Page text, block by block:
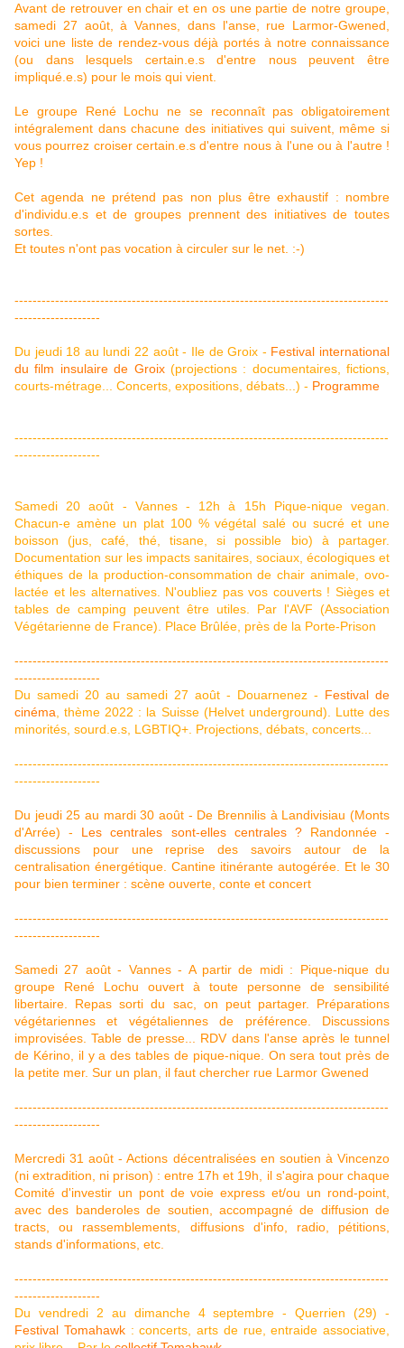
Avant de retrouver en chair et en os une partie de notre groupe,
samedi 27 août, à Vannes, dans l'anse, rue Larmor-Gwened,
voici une liste de rendez-vous déjà portés à notre connaissance
(ou dans lesquels certain.e.s d'entre nous peuvent être
impliqué.e.s) pour le mois qui vient.
Le groupe René Lochu ne se reconnaît pas obligatoirement
intégralement dans chacune des initiatives qui suivent, même si
vous pourrez croiser certain.e.s d'entre nous à l'une ou à l'autre !
Yep !
Cet agenda ne prétend pas non plus être exhaustif : nombre
d'individu.e.s et de groupes prennent des initiatives de toutes
sortes.
Et toutes n'ont pas vocation à circuler sur le net. :-)
-----------------------------------------------------------------------------------
-------------------
Du jeudi 18 au lundi 22 août - Ile de Groix - Festival international
du film insulaire de Groix(projections : documentaires, fictions,
courts-métrage... Concerts, expositions, débats...) - Programme
-----------------------------------------------------------------------------------
-------------------
Samedi 20 août - Vannes - 12h à 15h Pique-nique vegan
Chacun-e amène un plat 100 % végétal salé ou sucré et une
boisson (jus, café, thé, tisane, si possible bio) à partager.
Documentation sur les impacts sanitaires, sociaux, écologiques et
éthiques de la production-consommation de chair animale, ovo-
lactée et les alternatives. N'oubliez pas vos couverts ! Sièges et
tables de camping peuvent être utiles. Par l'AVF (Association
Végétarienne de France). Place Brûlée, près de la Porte-Prison
-----------------------------------------------------------------------------------
-------------------
Du samedi 20 au samedi 27 août - Douarnenez - Festival de
cinéma , thème 2022 : la Suisse (Helvet underground). Lutte des
minorités, sourd.e.s, LGBTIQ+. Projections, débats, concerts...
-----------------------------------------------------------------------------------
-------------------
Du jeudi 25 au mardi 30 août - De Brennilis à Landivisiau (Monts
d'Arrée) - Les centrales sont-elles centrales ?Randonnée -
discussions pour une reprise des savoirs autour de la
centralisation énergétique. Cantine itinérante autogérée. Et le 30
pour bien terminer : scène ouverte, conte et concert
-----------------------------------------------------------------------------------
-------------------
Samedi 27 août - Vannes - A partir de midi : Pique-nique du
groupe René Lochu ouvert à toute personne de sensibilité
libertaire. Repas sorti du sac, on peut partager. Préparations
végétariennes et végétaliennes de préférence. Discussions
improvisées. Table de presse... RDV dans l'anse après le tunnel
de Kérino, il y a des tables de pique-nique. On sera tout près de
la petite mer. Sur un plan, il faut chercher rue Larmor Gwened
-----------------------------------------------------------------------------------
-------------------
Mercredi 31 août - Actions décentralisées en soutien à Vincenzo
(ni extradition, ni prison) : entre 17h et 19h, il s'agira pour chaque
Comité d'investir un pont de voie express et/ou un rond-point,
avec des banderoles de soutien, accompagné de diffusion de
tracts, ou rassemblements, diffusions d'info, radio, pétitions,
stands d'informations, etc.
-----------------------------------------------------------------------------------
-------------------
Du vendredi 2 au dimanche 4 septembre - Querrien (29) -
Festival Tomahawk: concerts, arts de rue, entraide associative,